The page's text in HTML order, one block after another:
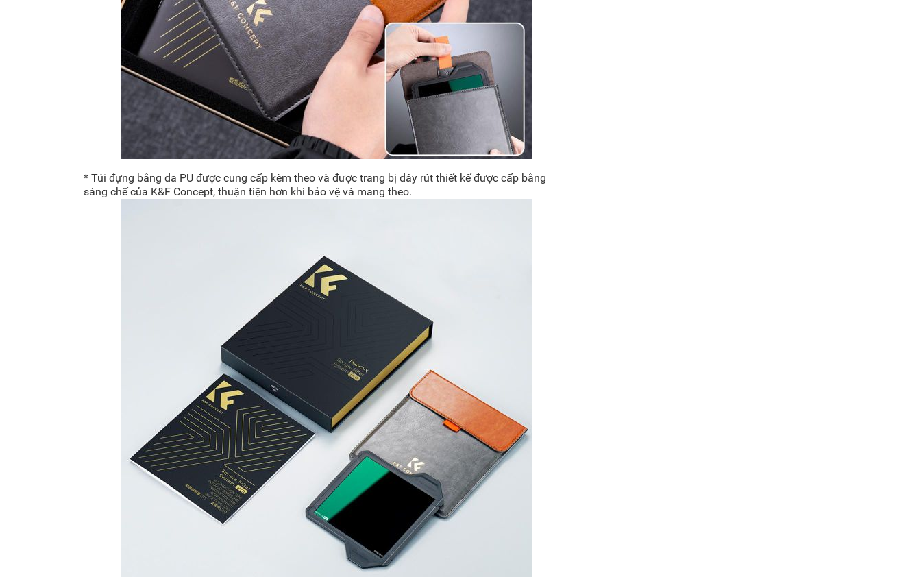
* Túi đựng bằng da PU được cung cấp kèm theo và được trang bị dây rút thiết kế được cấp bằng
sáng chế của K&F Concept, thuận tiện hơn khi bảo vệ và mang theo.